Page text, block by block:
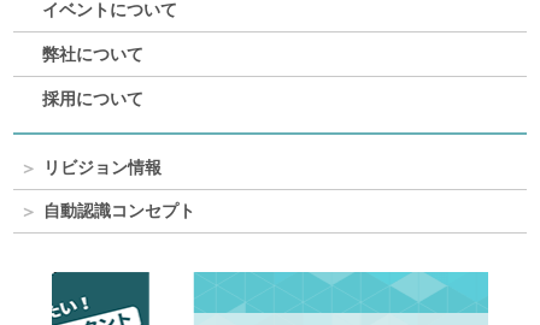
イベントについて
弊社について
採用について
リビジョン情報
自動認識コンセプト